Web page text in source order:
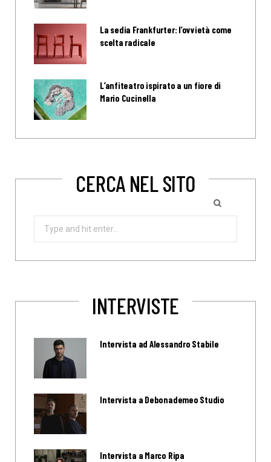
La sedia Frankfurter: l’ovvietà come
scelta radicale
L’anfiteatro ispirato a un fiore di
Mario Cucinella
CERCA NEL SITO
Search
INTERVISTE
Intervista ad Alessandro Stabile
Intervista a Debonademeo Studio
Intervista a Marco Ripa